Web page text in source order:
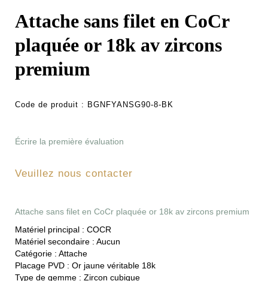
Attache sans filet en CoCr
plaquée or 18k av zircons
premium
Code de produit : BGNFYANSG90-8-BK
Écrire la première évaluation
Veuillez nous contacter
Attache sans filet en CoCr plaquée or 18k av zircons premium
Matériel principal : COCR
Matériel secondaire : Aucun
Catégorie : Attache
Placage PVD : Or jaune véritable 18k
Type de gemme : Zircon cubique